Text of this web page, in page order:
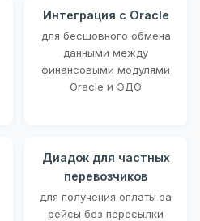
Интеграция с Oracle
для бесшовного обмена
данными между
финансовыми модулями
Oracle и ЭДО
Диадок для частных
перевозчиков
для получения оплаты за
рейсы без пересылки